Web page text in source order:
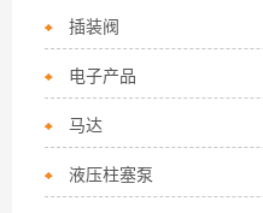
插装阀
电子产品
马达
液压柱塞泵